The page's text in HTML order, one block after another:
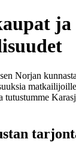
ja
Norjan
tutustumme